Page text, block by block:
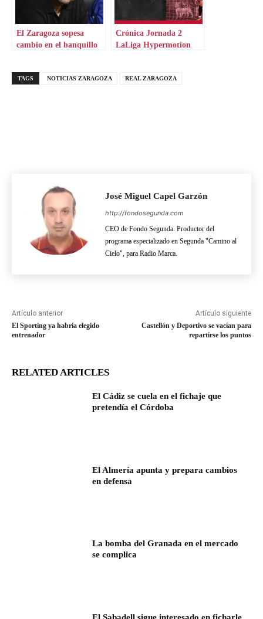
El Zaragoza sopesa
cambio en el banquillo
Crónica Jornada 2
LaLiga Hypermotion
TAGS NOTICIAS ZARAGOZA REAL ZARAGOZA
José Miguel Capel Garzón
http://fondosegunda.com
CEO de Fondo Segunda. Productor del
programa especializado en Segunda "Camino al
Cielo", para Radio Marca.
Artículo anterior
El Sporting ya habría elegido
entrenador
Artículo siguiente
Castellón y Deportivo se vacían para
repartirse los puntos
RELATED ARTICLES
El Cádiz se cuela en el fichaje que
pretendía el Córdoba
El Almería apunta y prepara cambios
en defensa
La bomba del Granada en el mercado
se complica